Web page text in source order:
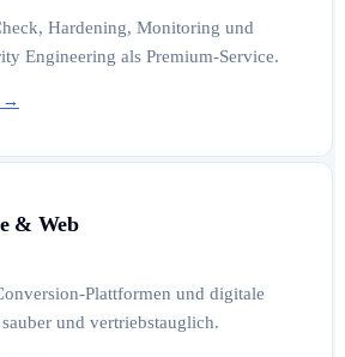
Hardening, Monitoring und
Engineering als Premium-Service.
→
& Web
Plattformen und digitale
und vertriebstauglich.